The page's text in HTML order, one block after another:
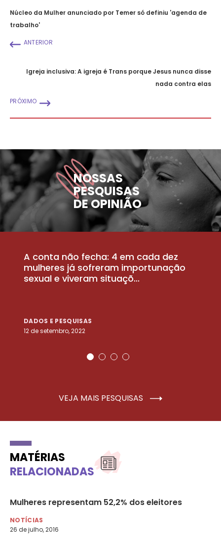
Núcleo da Mulher anunciado por Temer só definiu 'agenda de
trabalho'
ANTERIOR
Igreja inclusiva: A igreja é Trans porque Jesus nunca disse
nada contra elas
PRÓXIMO
NOSSAS
PESQUISAS
DE OPINIÃO
A conta não fecha: 4 em cada dez
mulheres já sofreram importunação
sexual e viveram situaçõ...
DADOS E PESQUISAS
12 de setembro, 2022
VEJA MAIS PESQUISAS
MATÉRIAS
RELACIONADAS
Mulheres representam 52,2% dos eleitores
NOTÍCIAS
26 de julho, 2016